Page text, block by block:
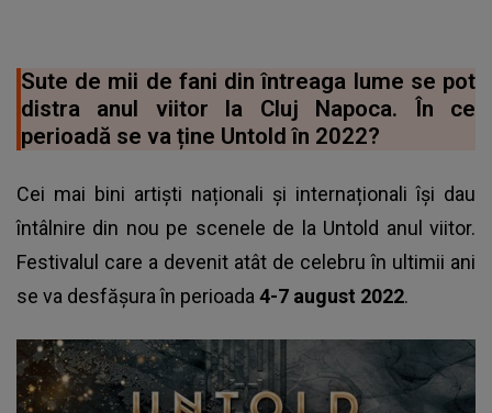
Sute de mii de fani din întreaga lume se pot
distra anul viitor la Cluj Napoca. În ce
perioadă se va ține Untold în 2022?
Cei mai bini artiști naționali și internaționali își dau
întâlnire din nou pe scenele de la Untold anul viitor.
Festivalul care a devenit atât de celebru în ultimii ani
se va desfășura în perioada 4-7 august 2022.